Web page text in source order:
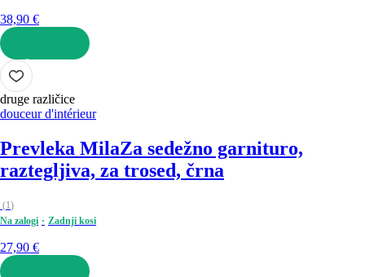
38,90 €
V KOŠARICO
druge različice
douceur d'intérieur
Prevleka MilaZa sedežno garnituro,
raztegljiva, za trosed, črna
(1)
Na zalogi
Zadnji kosi
27,90 €